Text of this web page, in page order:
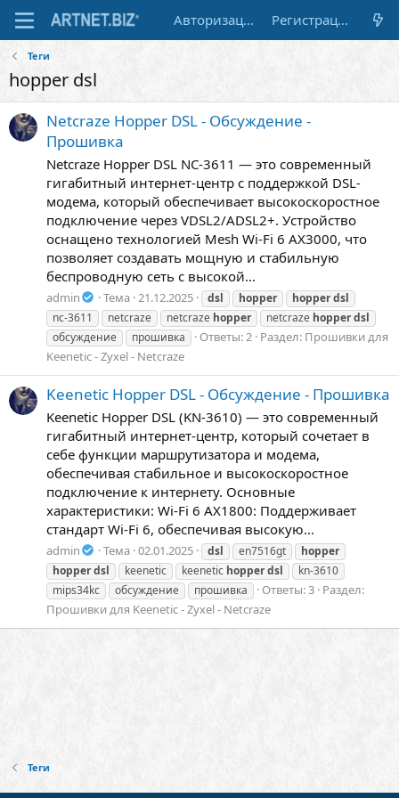
Авторизация Регистрация
Теги
hopper dsl
Netcraze Hopper DSL - Обсуждение -
Прошивка
Netcraze Hopper DSL NC-3611 — это современный
гигабитный интернет-центр с поддержкой DSL-
модема, который обеспечивает высокоскоростное
подключение через VDSL2/ADSL2+. Устройство
оснащено технологией Mesh Wi-Fi 6 AX3000, что
позволяет создавать мощную и стабильную
беспроводную сеть с высокой...
admin Тема 21.12.2025 dsl hopper hopperdsl
nc-3611
netcraze netcraze hopper netcraze hopperdsl
обсуждение
прошивка Ответы: 2 Раздел: Прошивки для
Keenetic - Zyxel - Netcraze
Keenetic Hopper DSL - Обсуждение - Прошивка
Keenetic Hopper DSL (KN-3610) — это современный
гигабитный интернет-центр, который сочетает в
себе функции маршрутизатора и модема,
обеспечивая стабильное и высокоскоростное
подключение к интернету. Основные
характеристики: Wi-Fi 6 AX1800: Поддерживает
стандарт Wi-Fi 6, обеспечивая высокую...
admin Тема 02.01.2025 dsl en7516gt
hopper
hopperdsl keenetic keenetic hopperdsl
kn-3610
mips34kc
обсуждение прошивка Ответы: 3 Раздел:
Прошивки для Keenetic - Zyxel - Netcraze
Теги